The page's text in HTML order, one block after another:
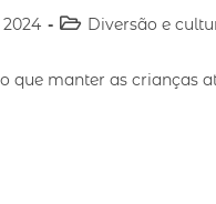
Diversão e
manter as crianças